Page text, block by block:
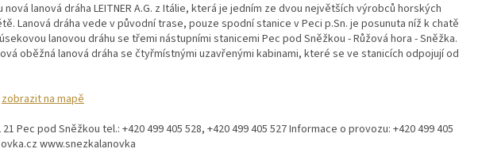
nová lanová dráha LEITNER A.G. z Itálie, která je jedním ze dvou největších výrobců horských
Lanová dráha vede v původní trase, pouze spodní stanice v Peci p.Sn. je posunuta níž k chatě
lanovou dráhu se třemi nástupními stanicemi Pec pod Sněžkou - Růžová hora - Sněžka.
oběžná lanová dráha se čtyřmístnými uzavřenými kabinami, které se ve stanicích odpojují od
zobrazit na mapě
Pec pod Sněžkou tel.: +420 499 405 528, +420 499 405 527 Informace o provozu: +420 499 405
www.snezkalanovka